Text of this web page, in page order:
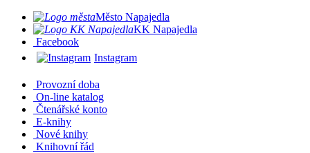
Město Napajedla
KK Napajedla
Facebook
Instagram
Provozní doba
On-line katalog
Čtenářské konto
E-knihy
Nové knihy
Knihovní řád